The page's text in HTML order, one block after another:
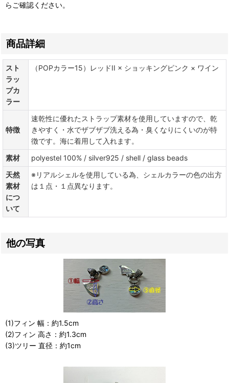
らご確認ください。
商品詳細
スト
ラッ
プカ
ラー
（POPカラー15）レッドII × ショッキングピンク × ワイン
特徴
速乾性に優れたストラップ素材を使用していますので、乾
きやすく・水でザブザブ洗える為・臭くなりにくいのが特
徴です。海に着用して入れます。
素材
polyestel 100% / silver925 / shell / glass beads
天然
素材
につ
いて
※リアルシェルを使用している為、シェルカラーの色の出方
は１点・１点異なります。
他の写真
(1)フィン 幅：約1.5cm
(2)フィン 高さ：約1.3cm
(3)ツリー 直径：約1cm